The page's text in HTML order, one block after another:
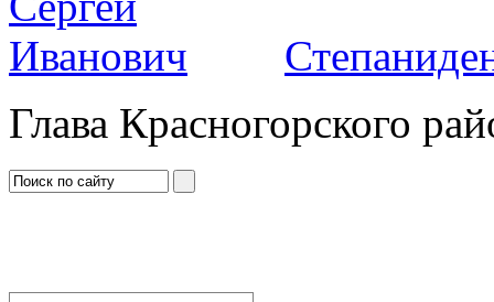
Глава Красногорского